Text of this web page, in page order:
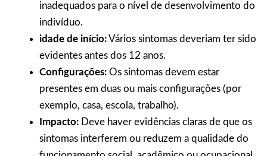
inadequados para o nível de desenvolvimento do
indivíduo.
idade de início:Vários sintomas deveriam ter sido
evidentes antes dos 12 anos.
Configurações: Os sintomas devem estar
presentes em duas ou mais configurações (por
exemplo, casa, escola, trabalho).
Impacto: Deve haver evidências claras de que os
sintomas interferem ou reduzem a qualidade do